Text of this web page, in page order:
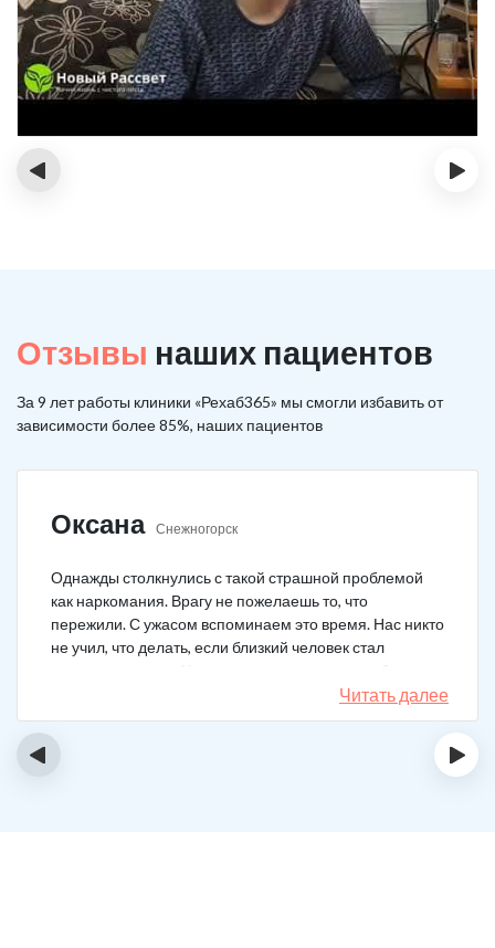
‹ ›
Отзывы наших пациентов
За 9 лет работы клиники «Рехаб365» мы смогли избавить от
зависимости более 85%, наших пациентов
Оксана Снежногорск
Однажды столкнулись с такой страшной проблемой
как наркомания. Врагу не пожелаешь то, что
пережили. С ужасом вспоминаем это время. Нас никто
не учил, что делать, если близкий человек стал
наркозависимым. Честно говоря, надежды не было,
думали, что все лечение бесполезно, но решили
попробовать и отправить родственника в клинику на
Читать далее
‹ ›